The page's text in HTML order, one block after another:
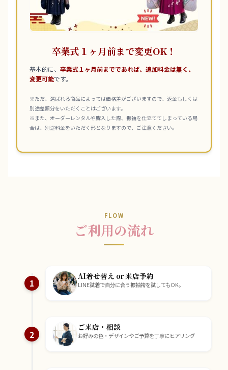
卒業式１ヶ月前まで変更OK！
基本的に、 卒業式１ヶ月前までであれば、追加料金は無く、
変更可能です。
※ただ、選ばれる商品によっては価格差がございますので、返金もしくは
別途差額分をいただくことはございます。
※また、オーダーレンタルや購入した際、振袖を仕立ててしまっている場
合は、別途料金をいただく形となりますので、ご注意ください。
FLOW
ご利用の流れ
1
AI着せ替え or 来店予約
LINE試着で自分に合う振袖袴を試してもOK。
2
ご来店・相談
お好みの色・デザインやご予算を丁寧にヒアリング